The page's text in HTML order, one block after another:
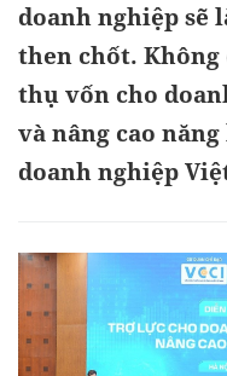
doanh nghiệp sẽ
then chốt. Không
thụ vốn cho
và nâng cao
doanh nghiệp